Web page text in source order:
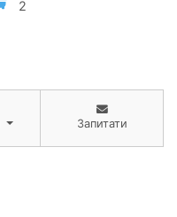
2
Запитати